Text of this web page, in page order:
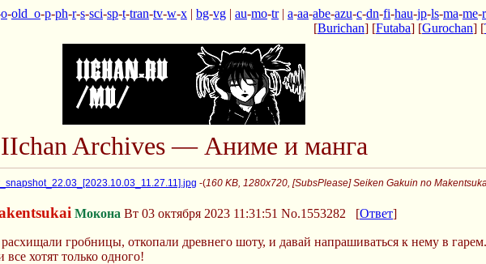
o-old_o-p-ph-r-s-sci-sp-t-tran-tv-w-x | bg-vg | au-mo-tr| a-aa-abe-azu-c-dn-fi-hau-jp-ls-ma-me-
[Burichan] [Futaba] [Gurochan] [
IIchan Archives — Аниме и манга
-(160 KB, 1280x720, [SubsPlease] Seiken Gakuin no
Мокона Вт 03 октября 2023 11:31:51 No.1553282 [Ответ]
гробницы, откопали древнего шоту, и давай напрашиваться к нему в гарем.
хотят только одного!